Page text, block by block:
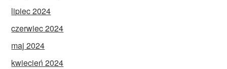
lipiec 2024
czerwiec 2024
maj 2024
kwiecień 2024